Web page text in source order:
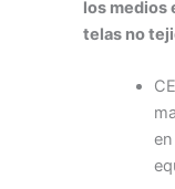
los medios
telas no